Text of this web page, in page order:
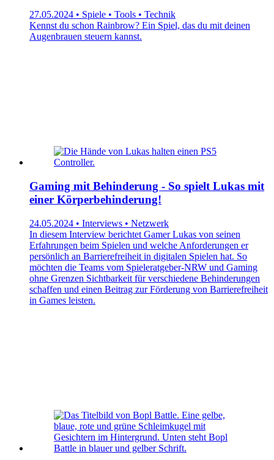
27.05.2024 • Spiele • Tools • Technik
Kennst du schon Rainbrow? Ein Spiel, das du mit deinen
Augenbrauen steuern kannst.
Gaming mit Behinderung - So spielt Lukas mit
einer Körperbehinderung!
24.05.2024 • Interviews • Netzwerk
In diesem Interview berichtet Gamer Lukas von seinen
Erfahrungen beim Spielen und welche Anforderungen er
persönlich an Barrierefreiheit in digitalen Spielen hat. So
möchten die Teams vom Spieleratgeber-NRW und Gaming
ohne Grenzen Sichtbarkeit für verschiedene Behinderungen
schaffen und einen Beitrag zur Förderung von Barrierefreiheit
in Games leisten.